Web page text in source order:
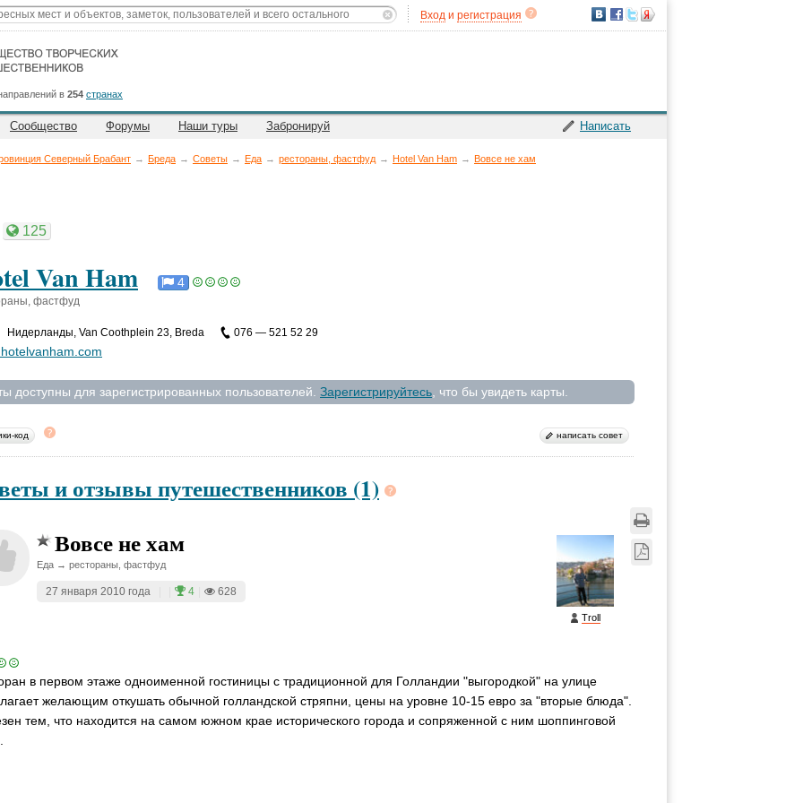
Вход и регистрация
в 254 странах
Написать
Сообщество Форумы Наши туры Забронируй
Северный Брабант → Бреда → Советы → Еда → рестораны, фастфуд → Hotel Van Ham → Вовсе не хам
125
Van Ham 4
фастфуд
Нидерланды, Van Coothplein 23, Breda 076 — 521 52 29
доступны для зарегистрированных пользователей. Зарегистрируйтесь , что бы увидеть карты.
код написать совет
и отзывы путешественников (1)
Troll
Вовсе не хам
Еда → рестораны, фастфуд
27 января 2010 года 4 628
в первом этаже одноименной гостиницы с традиционной для Голландии "выгородкой" на улице
желающим откушать обычной голландской стряпни, цены на уровне 10-15 евро за "вторые блюда".
тем, что находится на самом южном крае исторического города и сопряженной с ним шоппинговой